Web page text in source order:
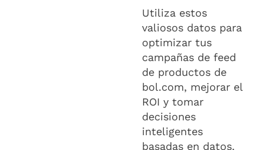
Utiliza estos
valiosos datos para
optimizar tus
campañas de feed
de productos de
bol.com, mejorar el
ROI y tomar
decisiones
inteligentes
basadas en datos.